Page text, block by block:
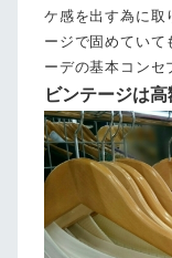
ケ感を出す為に取
ージで固めていて
ーデの基本コンセ
ビンテージは高